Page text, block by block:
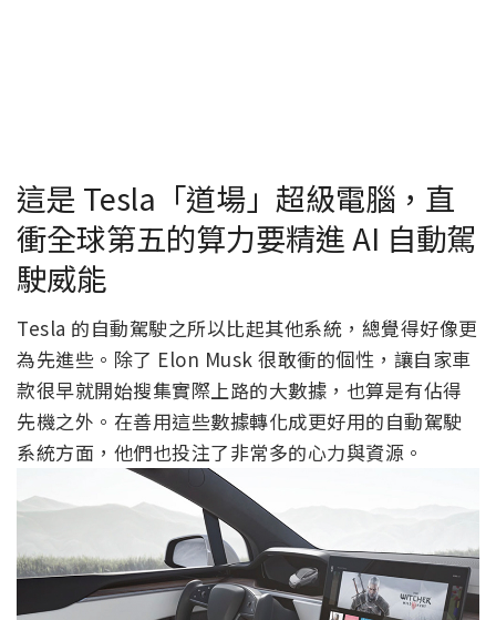
這是 Tesla「道場」超級電腦，直
衝全球第五的算力要精進 AI 自動駕
駛威能
Tesla 的自動駕駛之所以比起其他系統，總覺得好像更
為先進些。除了 Elon Musk 很敢衝的個性，讓自家車
款很早就開始搜集實際上路的大數據，也算是有佔得
先機之外。在善用這些數據轉化成更好用的自動駕駛
系統方面，他們也投注了非常多的心力與資源。